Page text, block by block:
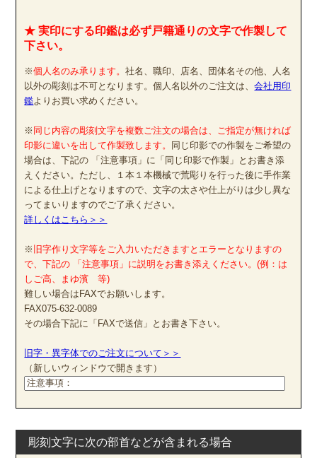
★ 実印にする印鑑は必ず戸籍通りの文字で作製して
下さい。
※個人名のみ承ります。社名、職印、店名、団体名その他、人名
以外の彫刻は不可となります。個人名以外のご注文は、会社用印
鑑よりお買い求めください。
※ 同じ内容の彫刻文字を複数ご注文の場合は、ご指定が無ければ
印影に違いを出して作製致します。
同じ印影での作製をご希望の
場合は、下記の 「注意事項」に「同じ印影で作製」とお書き添
えください。ただし、１本１本機械で荒彫りを行った後に手作業
による仕上げとなりますので、文字の太さや仕上がりは少し異な
ってまいりますのでご了承ください。
詳しくはこちら＞＞
※ 旧字作り文字等をご入力いただきますとエラーとなりますの
で、下記の 「注意事項」に説明をお書き添えください。(例：は
しご高、まゆ濱 等)
難しい場合はFAXでお願いします。
FAX075-632-0089
その場合下記に「FAXで送信」とお書き下さい。
旧字・異字体でのご注文について＞＞
（新しいウィンドウで開きます）
彫刻文字に次の部首などが含まれる場合